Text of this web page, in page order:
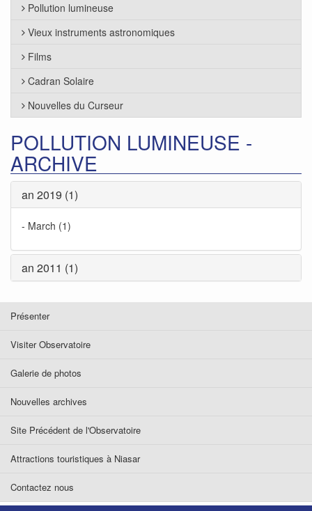
Pollution lumineuse
Vieux instruments astronomiques
Films
Cadran Solaire
Nouvelles du Curseur
POLLUTION LUMINEUSE -
ARCHIVE
an 2019 (1)
- March (1)
an 2011 (1)
Présenter
Visiter Observatoire
Galerie de photos
Nouvelles archives
Site Précédent de l'Observatoire
Attractions touristiques à Niasar
Contactez nous